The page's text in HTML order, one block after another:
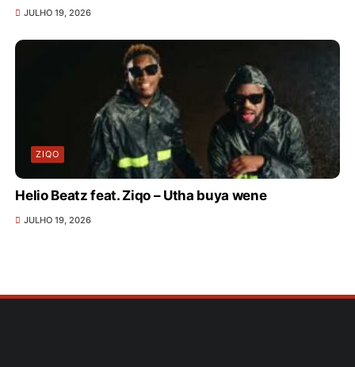
JULHO 19, 2026
ZIQO
Helio Beatz feat. Ziqo – Utha buya wene
JULHO 19, 2026